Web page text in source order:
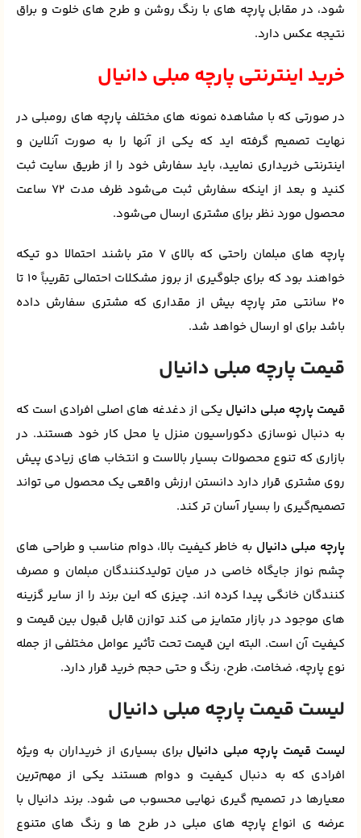
شود، در مقابل پارچه های با رنگ روشن و طرح های خلوت و براق
نتیجه عکس دارد.
خرید اینترنتی پارچه مبلی دانیال
در صورتی که با مشاهده نمونه های مختلف پارچه های رومبلی در
نهایت تصمیم گرفته اید که یکی از آنها را به صورت آنلاین و
اینترنتی خریداری نمایید، باید سفارش خود را از طریق سایت ثبت
کنید و بعد از اینکه سفارش ثبت می‌شود ظرف مدت 72 ساعت
محصول مورد نظر برای مشتری ارسال می‌شود.
پارچه های مبلمان راحتی که بالای 7 متر باشند احتمالا دو تیکه
خواهند بود که برای جلوگیری از بروز مشکلات احتمالی تقریباً 10 تا
20 سانتی متر پارچه بیش از مقداری که مشتری سفارش داده
باشد برای او ارسال خواهد شد.
قیمت پارچه مبلی دانیال
قیمت پارچه مبلی دانیال یکی از دغدغه‌ های اصلی افرادی است که
به دنبال نوسازی دکوراسیون منزل یا محل کار خود هستند. در
بازاری که تنوع محصولات بسیار بالاست و انتخاب‌ های زیادی پیش‌
روی مشتری قرار دارد دانستن ارزش واقعی یک محصول می‌ تواند
تصمیم‌گیری را بسیار آسان‌ تر کند.
پارچه‌ مبلی دانیال به خاطر کیفیت بالا، دوام مناسب و طراحی‌ های
چشم نواز جایگاه خاصی در میان تولیدکنندگان مبلمان و مصرف
کنندگان خانگی پیدا کرده‌ اند. چیزی که این برند را از سایر گزینه‌
های موجود در بازار متمایز می کند توازن قابل قبول بین قیمت و
کیفیت آن است. البته این قیمت تحت تأثیر عوامل مختلفی از جمله
نوع پارچه، ضخامت، طرح، رنگ و حتی حجم خرید قرار دارد.
لیست قیمت پارچه مبلی دانیال
لیست قیمت پارچه مبلی دانیال برای بسیاری از خریداران به‌ ویژه
افرادی که به دنبال کیفیت و دوام هستند یکی از مهم‌ترین
معیارها در تصمیم گیری نهایی محسوب می‌ شود. برند دانیال با
عرضه‌ ی انواع پارچه‌ های مبلی در طرح‌ ها و رنگ‌ های متنوع